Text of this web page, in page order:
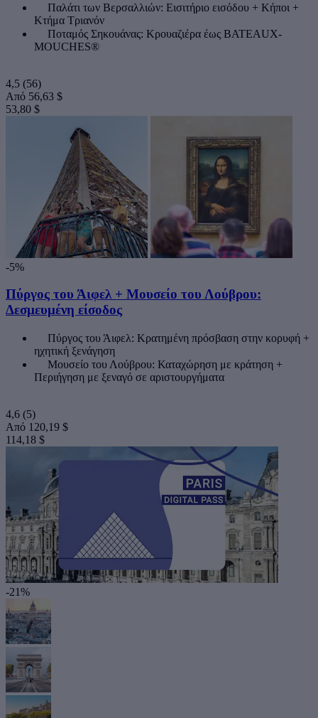
Παλάτι των Βερσαλλιών: Εισιτήριο εισόδου + Κήποι +
Κτήμα Τριανόν
Ποταμός Σηκουάνας: Κρουαζιέρα έως BATEAUX-
MOUCHES®
4,5 (56)
Από 56,63 $
53,80 $
-5%
Πύργος του Άιφελ + Μουσείο του Λούβρου:
Δεσμευμένη είσοδος
Πύργος του Άιφελ: Κρατημένη πρόσβαση στην κορυφή +
ηχητική ξενάγηση
Μουσείο του Λούβρου: Καταχώρηση με κράτηση +
Περιήγηση με ξεναγό σε αριστουργήματα
4,6 (5)
Από 120,19 $
114,18 $
-21%